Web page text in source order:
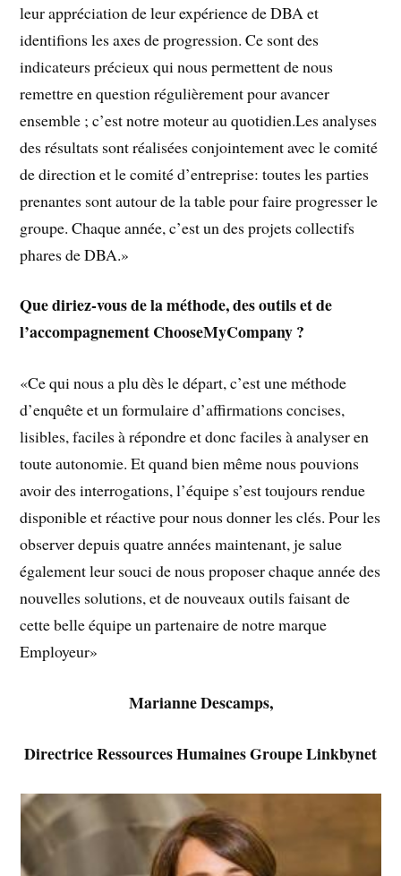
leur appréciation de leur expérience de DBA et
identifions les axes de progression. Ce sont des
indicateurs précieux qui nous permettent de nous
remettre en question régulièrement pour avancer
ensemble ; c’est notre moteur au quotidien.Les analyses
des résultats sont réalisées conjointement avec le comité
de direction et le comité d’entreprise: toutes les parties
prenantes sont autour de la table pour faire progresser le
groupe. Chaque année, c’est un des projets collectifs
phares de DBA.»
Que diriez-vous de la méthode, des outils et de
l’accompagnement ChooseMyCompany ?
«Ce qui nous a plu dès le départ, c’est une méthode
d’enquête et un formulaire d’affirmations concises,
lisibles, faciles à répondre et donc faciles à analyser en
toute autonomie. Et quand bien même nous pouvions
avoir des interrogations, l’équipe s’est toujours rendue
disponible et réactive pour nous donner les clés. Pour les
observer depuis quatre années maintenant, je salue
également leur souci de nous proposer chaque année des
nouvelles solutions, et de nouveaux outils faisant de
cette belle équipe un partenaire de notre marque
Employeur»
Marianne Descamps,
Directrice Ressources Humaines Groupe Linkbynet